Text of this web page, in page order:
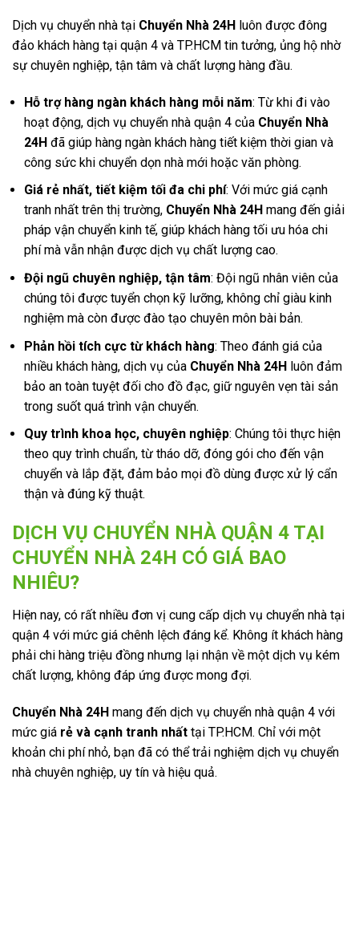
Dịch vụ chuyển nhà tại Chuyển Nhà 24H luôn được đông
đảo khách hàng tại quận 4 và TP.HCM tin tưởng, ủng hộ nhờ
sự chuyên nghiệp, tận tâm và chất lượng hàng đầu.
Hỗ trợ hàng ngàn khách hàng mỗi năm: Từ khi đi vào
hoạt động, dịch vụ chuyển nhà quận 4 của Chuyển Nhà
24H đã giúp hàng ngàn khách hàng tiết kiệm thời gian và
công sức khi chuyển dọn nhà mới hoặc văn phòng.
Giá rẻ nhất, tiết kiệm tối đa chi phí: Với mức giá cạnh
tranh nhất trên thị trường, Chuyển Nhà 24H mang đến giải
pháp vận chuyển kinh tế, giúp khách hàng tối ưu hóa chi
phí mà vẫn nhận được dịch vụ chất lượng cao.
Đội ngũ chuyên nghiệp, tận tâm: Đội ngũ nhân viên của
chúng tôi được tuyển chọn kỹ lưỡng, không chỉ giàu kinh
nghiệm mà còn được đào tạo chuyên môn bài bản.
Phản hồi tích cực từ khách hàng: Theo đánh giá của
nhiều khách hàng, dịch vụ của Chuyển Nhà 24H luôn đảm
bảo an toàn tuyệt đối cho đồ đạc, giữ nguyên vẹn tài sản
trong suốt quá trình vận chuyển.
Quy trình khoa học, chuyên nghiệp: Chúng tôi thực hiện
theo quy trình chuẩn, từ tháo dỡ, đóng gói cho đến vận
chuyển và lắp đặt, đảm bảo mọi đồ dùng được xử lý cẩn
thận và đúng kỹ thuật.
DỊCH VỤ CHUYỂN NHÀ QUẬN 4 TẠI
CHUYỂN NHÀ 24H CÓ GIÁ BAO
NHIÊU?
Hiện nay, có rất nhiều đơn vị cung cấp dịch vụ chuyển nhà tại
quận 4 với mức giá chênh lệch đáng kể. Không ít khách hàng
phải chi hàng triệu đồng nhưng lại nhận về một dịch vụ kém
chất lượng, không đáp ứng được mong đợi.
Chuyển Nhà 24H mang đến dịch vụ chuyển nhà quận 4 với
mức giá rẻ và cạnh tranh nhất tại TP.HCM. Chỉ với một
khoản chi phí nhỏ, bạn đã có thể trải nghiệm dịch vụ chuyển
nhà chuyên nghiệp, uy tín và hiệu quả.